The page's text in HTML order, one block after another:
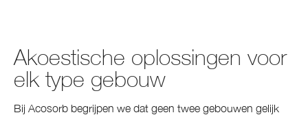
Akoestische oplossingen voor
elk type gebouw
Bij Acosorb begrijpen we dat geen twee gebouwen gelijk